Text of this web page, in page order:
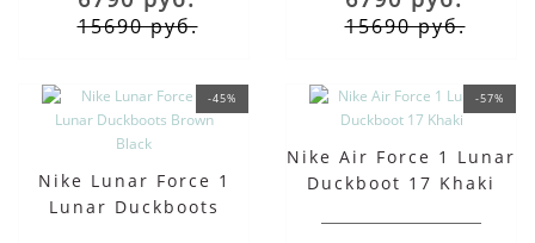
15690 руб. 15690 руб.
-45%
Nike Lunar Force 1
Lunar Duckboots
-57%
Nike Air Force 1 Lunar
Duckboot 17 Khaki